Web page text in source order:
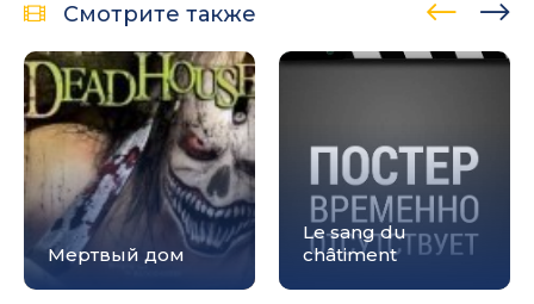
Смотрите также
Мертвый дом
Le sang du
châtiment